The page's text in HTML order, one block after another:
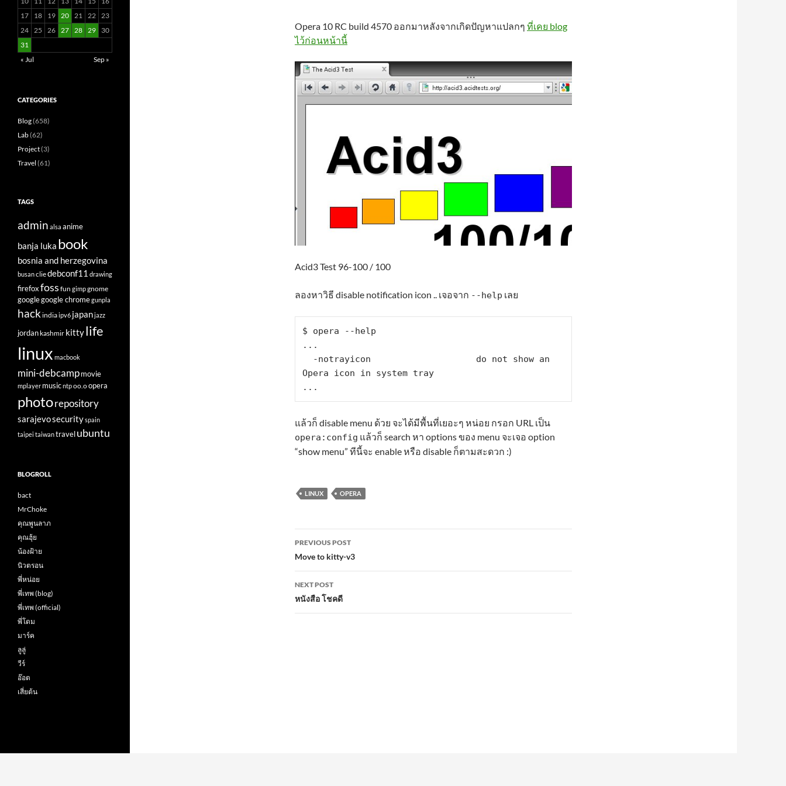
Opera 10 RC build 4570 ออกมาหลังจากเกิดปัญหาแปลกๆ ที่เคย blog
ไว้ก่อนหน้านี้
Acid3 Test 96-100 / 100
ลองหาวิธี disable notification icon .. เจอจาก --help เลย
$ opera --help
...
Opera icon in system tray
...
แล้วก็ disable menu ด้วย จะได้มีพื้นที่เยอะๆ หน่อย กรอก URL เป็น
opera:config แล้วก็ search หา options ของ menu จะเจอ option
“show menu” ทีนี้จะ enable หรือ disable ก็ตามสะดวก :)
LINUX OPERA
Post
navigation
PREVIOUS POST
Move to kitty-v3
NEXT POST
หนังสือ โชคดี
17
18 19 20 21 22 23
24 25 26 27 28 29
30
31
« Jul
Sep »
CATEGORIES
Blog(658)
Lab(62)
Project(3)
Travel (61)
TAGS
admin alsa anime
banja luka book
bosnia and herzegovina
busancliedebconf11 drawing
firefoxfoss fun gimpgnome
googlegoogle chromegunpla
hackindiaipv6 japanjazz
jordankashmir kittylife
linux macbook
mini-debcampmovie
mplayer musicntpoo.oopera
photorepository
sarajevosecurityspain
taipei taiwantravelubuntu
BLOGROLL
bact
MrChoke
คุณพูนลาภ
คุณฮุ้ย
น้องฝ้าย
นิวตรอน
พี่หน่อย
พี่เทพ (blog)
พี่เทพ (official)
พี่โดม
มาร์ค
ลูลู่
วีร์
อ๊อต
เสี่ยต้น